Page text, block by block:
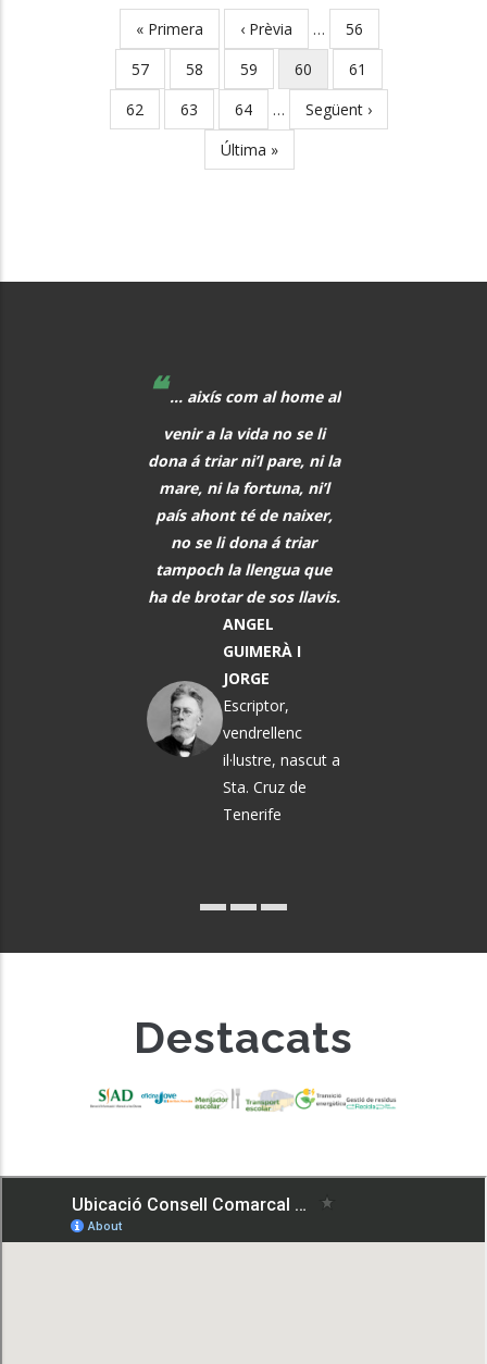
Pagination
First
page
« Primera
Previous
page
‹ Prèvia … Page
56
Page
57 Page
58 Page
59
Current
page
60 Page
61
Page
62 Page
63 Page
64 …
Next
page
Següent ›
Last
page
Última »
❝... aixís com al home al
venir a la vida no se li
dona á triar ni’l pare, ni la
mare, ni la fortuna, ni’l
país ahont té de naixer,
no se li dona á triar
tampoch la llengua que
ha de brotar de sos llavis.
ANGEL
GUIMERÀ I
JORGE
Escriptor,
vendrellenc
il·lustre, nascut a
Sta. Cruz de
Tenerife
Destacats